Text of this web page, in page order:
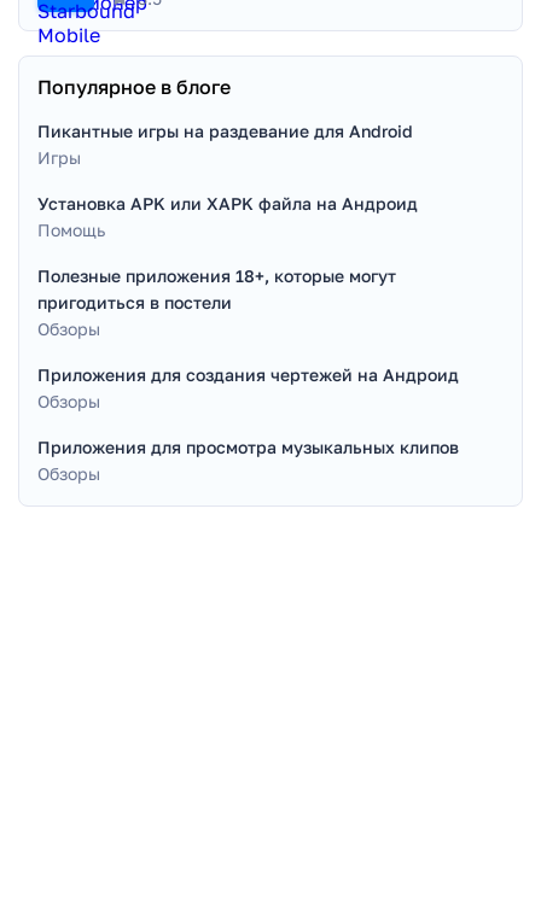
Популярное в блоге
Пикантные игры на раздевание для Android
Игры
Установка APK или XAPK файла на Андроид
Помощь
Полезные приложения 18+, которые могут
пригодиться в постели
Обзоры
Приложения для создания чертежей на Андроид
Обзоры
Приложения для просмотра музыкальных клипов
Обзоры